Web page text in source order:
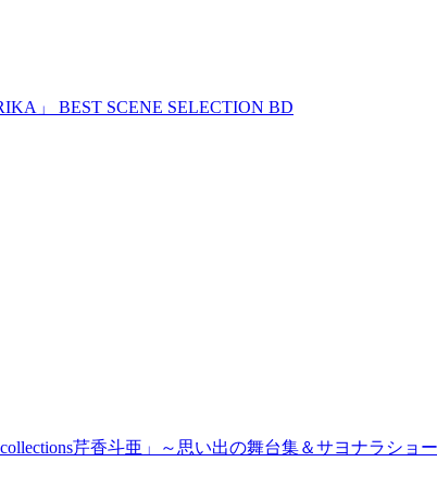
」 BEST SCENE SELECTION BD
芹香斗亜」～思い出の舞台集＆サヨナラショ